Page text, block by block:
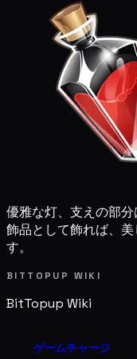
優雅な灯、支えの部
飾品として飾れば、
す。
BITTOPUP WIKI
BitTopup Wiki
ゲームチャージ